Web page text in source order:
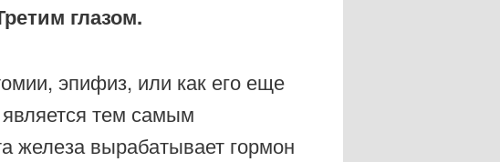
глазом.
эпифиз, или как его еще
тем самым
железа вырабатывает гормон